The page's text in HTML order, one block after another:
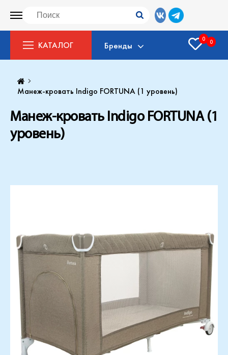
КАТАЛОГ Бренды
0 0
Манеж-кровать Indigo FORTUNA (1 уровень)
Манеж-кровать Indigo FORTUNA (1
уровень)